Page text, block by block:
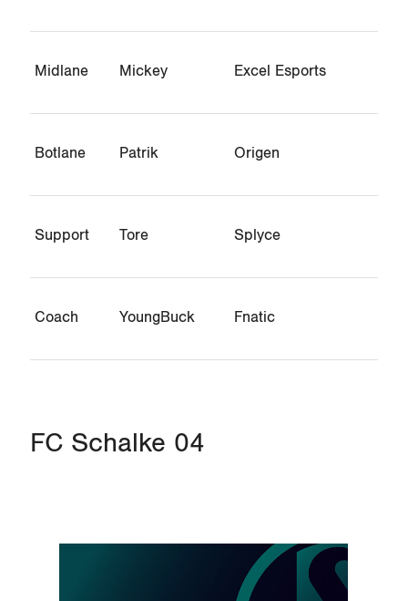
Midlane Mickey Excel Esports
Botlane Patrik Origen
Support Tore Splyce
Coach YoungBuck Fnatic
FC Schalke 04